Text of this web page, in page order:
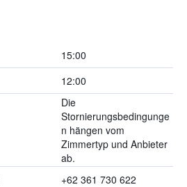
15:00
12:00
Die
Stornierungsbedingunge
n hängen vom
Zimmertyp und Anbieter
ab.
+62 361 730 622